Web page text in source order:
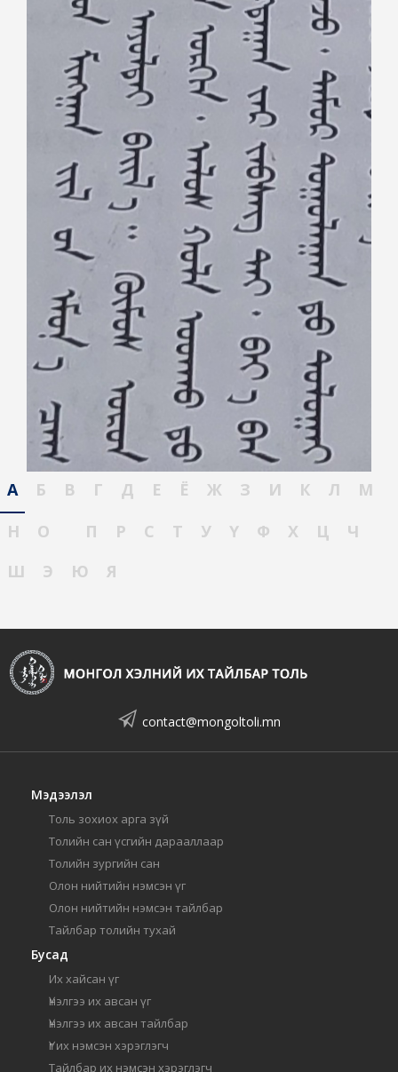
А Б В Г Д Е Ё Ж З И К Л
М
Н
О П Р С Т У Ү Ф Х Ц
Ч
Ш
Э Ю Я
contact@mongoltoli.mn
Мэдээлэл
Толь зохиох арга зүй
Толийн сан үсгийн дарааллаар
Толийн зургийн сан
Олон нийтийн нэмсэн үг
Олон нийтийн нэмсэн тайлбар
Тайлбар толийн тухай
Бусад
Их хайсан үг
Үнэлгээ их авсан үг
Үнэлгээ их авсан тайлбар
Үг их нэмсэн хэрэглэгч
Тайлбар их нэмсэн хэрэглэгч